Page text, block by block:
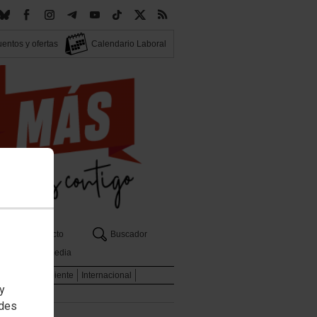
y ofertas Calendario Laboral
Contacto
Buscador
Multimedia
Medio Ambiente
Internacional